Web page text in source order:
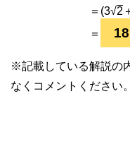
＝(3√2
＝
※記載している解説の
なくコメントください。